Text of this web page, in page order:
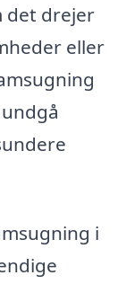
det drejer
eller
i